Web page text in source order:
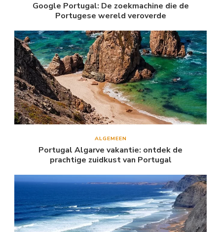
Google Portugal: De zoekmachine die de
Portugese wereld veroverde
ALGEMEEN
Portugal Algarve vakantie: ontdek de
prachtige zuidkust van Portugal